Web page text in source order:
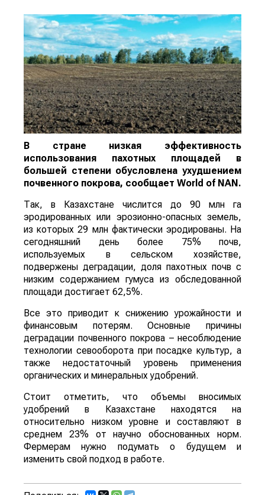
В стране низкая эффективность
использования пахотных площадей в
большей степени обусловлена ухудшением
почвенного покрова, сообщает World of NAN.
Так, в Казахстане числится до 90 млн га
эродированных или эрозионно-опасных земель,
из которых 29 млн фактически эродированы. На
сегодняшний день более 75% почв,
используемых в сельском хозяйстве,
подвержены деградации, доля пахотных почв с
низким содержанием гумуса из обследованной
площади достигает 62,5%.
Все это приводит к снижению урожайности и
финансовым потерям. Основные причины
деградации почвенного покрова – несоблюдение
технологии севооборота при посадке культур, а
также недостаточный уровень применения
органических и минеральных удобрений.
Стоит отметить, что объемы вносимых
удобрений в Казахстане находятся на
относительно низком уровне и составляют в
среднем 23% от научно обоснованных норм.
Фермерам нужно подумать о будущем и
изменить свой подход в работе.